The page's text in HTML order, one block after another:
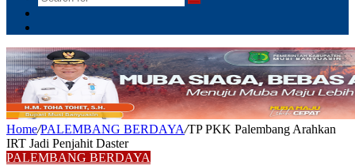
Search
Home/PALEMBANG BERDAYA/TP PKK Palembang Arahkan
IRT Jadi Penjahit Daster
PALEMBANG BERDAYA